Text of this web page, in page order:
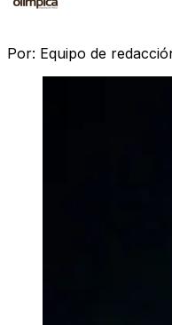
Por: Equipo de